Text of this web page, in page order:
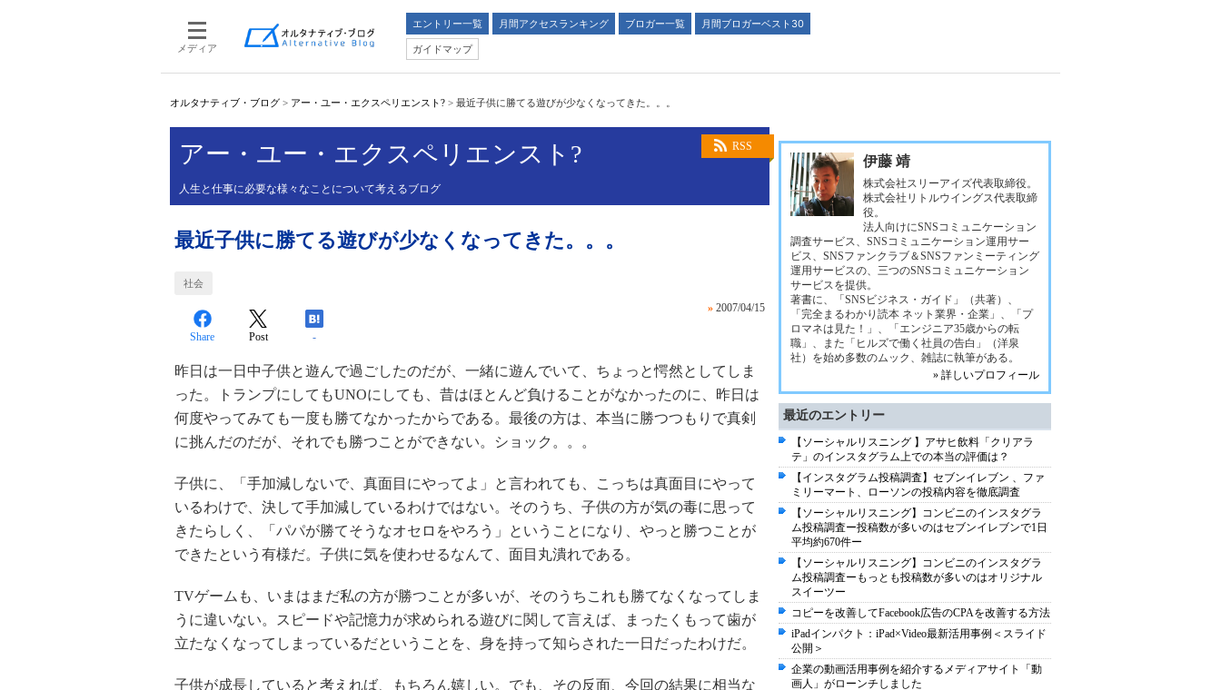
メディア
エントリー一覧 月間アクセスランキング ブロガー一覧
月間ブロガーベスト30
ガイドマップ
オルタナティブ・ブログ > アー・ユー・エクスペリエンスト? > 最近子供に勝てる遊びが少なくなってきた。。。
RSS
アー・ユー・エクスペリエンスト?
人生と仕事に必要な様々なことについて考えるブログ
最近子供に勝てる遊びが少なくなってきた。。。
社会
» 2007/04/15
Share Post -
昨日は一日中子供と遊んで過ごしたのだが、一緒に遊んでいて、ちょっと愕然としてしま
った。トランプにしてもUNOにしても、昔はほとんど負けることがなかったのに、昨日は
何度やってみても一度も勝てなかったからである。最後の方は、本当に勝つつもりで真剣
に挑んだのだが、それでも勝つことができない。ショック。。。
子供に、「手加減しないで、真面目にやってよ」と言われても、こっちは真面目にやって
いるわけで、決して手加減しているわけではない。そのうち、子供の方が気の毒に思って
きたらしく、「パパが勝てそうなオセロをやろう」ということになり、やっと勝つことが
できたという有様だ。子供に気を使わせるなんて、面目丸潰れである。
TVゲームも、いまはまだ私の方が勝つことが多いが、そのうちこれも勝てなくなってしま
うに違いない。スピードや記憶力が求められる遊びに関して言えば、まったくもって歯が
立たなくなってしまっているだということを、身を持って知らされた一日だったわけだ。
子供が成長していると考えれば、もちろん嬉しい。でも、その反面、今回の結果に相当な
伊藤 靖
株式会社スリーアイズ代表取締役。
株式会社リトルウイングス代表取締
役。
法人向けにSNSコミュニケーション
調査サービス、SNSコミュニケーション運用サー
ビス、SNSファンクラブ＆SNSファンミーティング
運用サービスの、三つのSNSコミュニケーション
サービスを提供。
著書に、「SNSビジネス・ガイド」（共著）、
「完全まるわかり読本 ネット業界・企業」、「プ
ロマネは見た！」、「エンジニア35歳からの転
職」、また「ヒルズで働く社員の告白」（洋泉
社）を始め多数のムック、雑誌に執筆がある。
» 詳しいプロフィール
最近のエントリー
【ソーシャルリスニング 】アサヒ飲料「クリアラ
テ」のインスタグラム上での本当の評価は？
【インスタグラム投稿調査】セブンイレブン 、ファ
ミリーマート、ローソンの投稿内容を徹底調査
【ソーシャルリスニング】コンビニのインスタグラ
ム投稿調査ー投稿数が多いのはセブンイレブンで1日
平均約670件ー
【ソーシャルリスニング】コンビニのインスタグラ
ム投稿調査ーもっとも投稿数が多いのはオリジナル
スイーツー
コピーを改善してFacebook広告のCPAを改善する方法
iPadインパクト：iPad×Video最新活用事例＜スライド
公開＞
企業の動画活用事例を紹介するメディアサイト「動
画人」がローンチしました